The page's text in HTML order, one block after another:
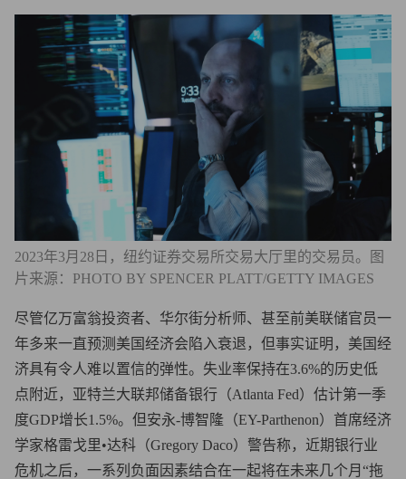
2023年3月28日，纽约证券交易所交易大厅里的交易员。图
片来源：PHOTO BY SPENCER PLATT/GETTY IMAGES
尽管亿万富翁投资者、华尔街分析师、甚至前美联储官员一
年多来一直预测美国经济会陷入衰退，但事实证明，美国经
济具有令人难以置信的弹性。失业率保持在3.6%的历史低
点附近，亚特兰大联邦储备银行（Atlanta Fed）估计第一季
度GDP增长1.5%。但安永-博智隆（EY-Parthenon）首席经济
学家格雷戈里•达科（Gregory Daco）警告称，近期银行业
危机之后，一系列负面因素结合在一起将在未来几个月“拖